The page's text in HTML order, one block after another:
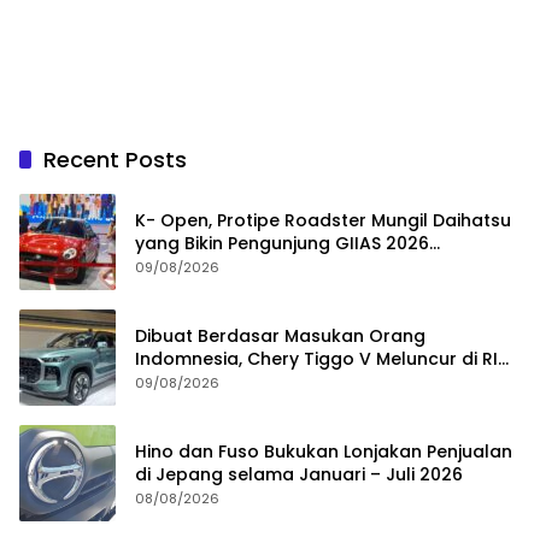
Recent Posts
K- Open, Protipe Roadster Mungil Daihatsu
yang Bikin Pengunjung GIIAS 2026
Penasaran
09/08/2026
Dibuat Berdasar Masukan Orang
Indomnesia, Chery Tiggo V Meluncur di RI
Kuartal IV Tahun Ini
09/08/2026
Hino dan Fuso Bukukan Lonjakan Penjualan
di Jepang selama Januari – Juli 2026
08/08/2026